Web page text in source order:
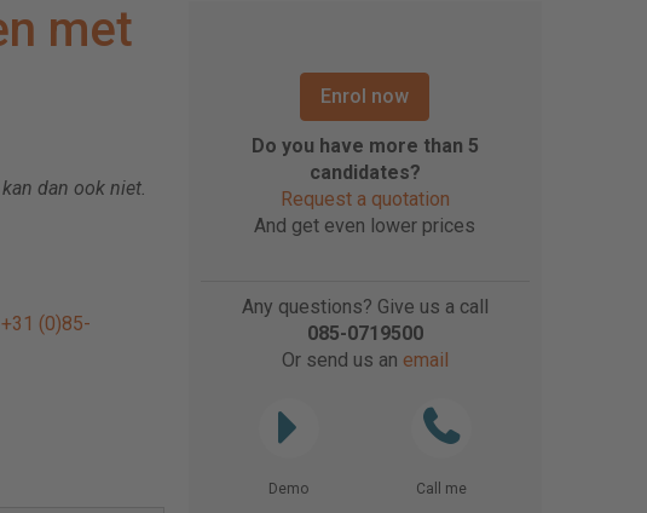
met
dan ook niet.
+31 (0)85-
Enrol now
Do you have more than 5
candidates?
Request a quotation
And get even lower prices
Any questions? Give us a call
085-0719500
Or send us an email
Demo Call me